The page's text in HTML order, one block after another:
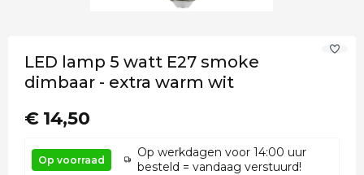
LED lamp 5 watt E27 smoke
dimbaar - extra warm wit
€ 14,50
Op voorraad
Op werkdagen voor 14:00 uur
besteld = vandaag verstuurd!